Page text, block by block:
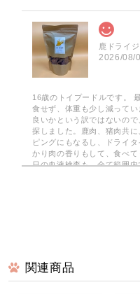
2026/08/
16歳のトイプードルです。
食せず、体重も少し減って
良いかという訳ではないの
探しました。鹿肉、猪肉共
ピングにもなるし、ドライ
かり肉の香りもして、食べ
日の血液検査も、全て範囲
関連商品